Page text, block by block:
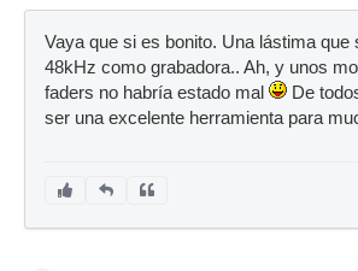
Vaya que si es bonito. Una lástima que
48kHz como grabadora.. Ah, y unos
faders no habría estado mal
De
ser una excelente herramienta para